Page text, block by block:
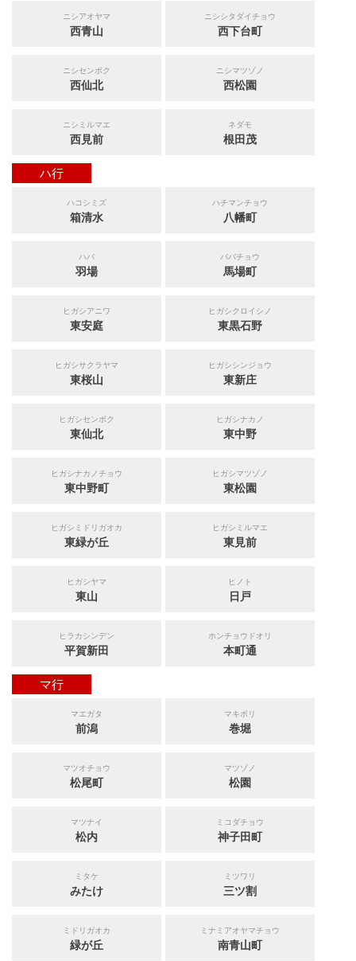
ニシアオヤマ
西青山
ニシシタダイチョウ
西下台町
ニシセンボク
西仙北
ニシマツゾノ
西松園
ニシミルマエ
西見前
ネダモ
根田茂
ハ行
ハコシミズ
箱清水
ハチマンチョウ
八幡町
ハバ
羽場
ババチョウ
馬場町
ヒガシアニワ
東安庭
ヒガシクロイシノ
東黒石野
ヒガシサクラヤマ
東桜山
ヒガシシンジョウ
東新庄
ヒガシセンボク
東仙北
ヒガシナカノ
東中野
ヒガシナカノチョウ
東中野町
ヒガシマツゾノ
東松園
ヒガシミドリガオカ
東緑が丘
ヒガシミルマエ
東見前
ヒガシヤマ
東山
ヒノト
日戸
ヒラカシンデン
平賀新田
ホンチョウドオリ
本町通
マ行
マエガタ
前潟
マキボリ
巻堀
マツオチョウ
松尾町
マツゾノ
松園
マツナイ
松内
ミコダチョウ
神子田町
ミタケ
みたけ
ミツワリ
三ツ割
ミドリガオカ
緑が丘
ミナミアオヤマチョウ
南青山町